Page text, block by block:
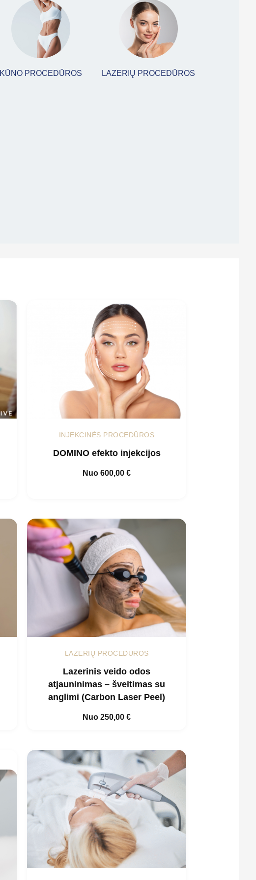
KŪNO PROCEDŪROS LAZERIŲ PROCEDŪROS
INJEKCINĖS PROCEDŪROS
DOMINO efekto injekcijos
Nuo600,00€
LAZERIŲ PROCEDŪROS
Lazerinis veido odos
atjauninimas – šveitimas su
anglimi (Carbon Laser Peel)
Nuo250,00€